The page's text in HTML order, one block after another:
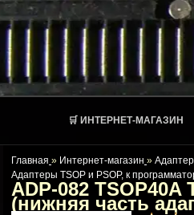
🛒 ИНТЕРНЕТ-МАГАЗИН
Главная » Интернет-магазин »
Адаптеры TSOP и PSOP, к
ADP-082 TSOP40A
(нижняя часть